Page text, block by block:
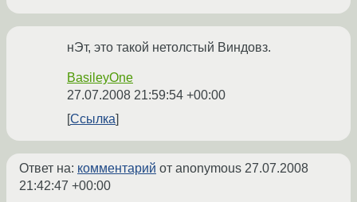
нЭт, это такой нетолстый Виндовз.
BasileyOne
27.07.2008 21:59:54 +00:00
Ссылка
Ответ на: комментарий от anonymous 27.07.2008
21:42:47 +00:00